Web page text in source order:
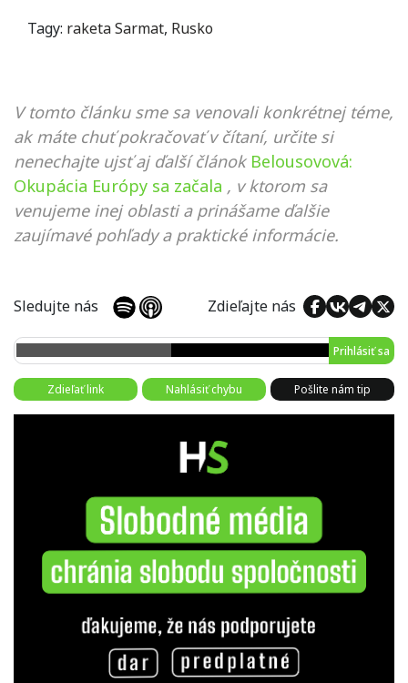
Tagy: raketa Sarmat, Rusko
V tomto článku sme sa venovali konkrétnej téme,
ak máte chuť pokračovať v čítaní, určite si
nenechajte ujsť aj ďalší článok Belousovová:
Okupácia Európy sa začala , v ktorom sa
venujeme inej oblasti a prinášame ďalšie
zaujímavé pohľady a praktické informácie.
Sledujte nás Zdieľajte nás
Prihlásiť sa
Zdieľať link Nahlásiť chybu Pošlite nám tip